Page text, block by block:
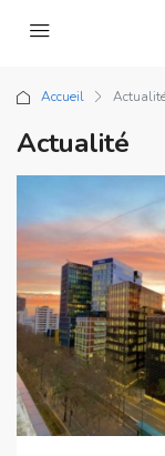
Accueil
Actualité